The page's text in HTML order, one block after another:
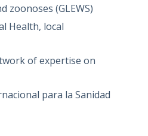
zoonoses (GLEWS)
Health, local
of expertise on
para la Sanidad